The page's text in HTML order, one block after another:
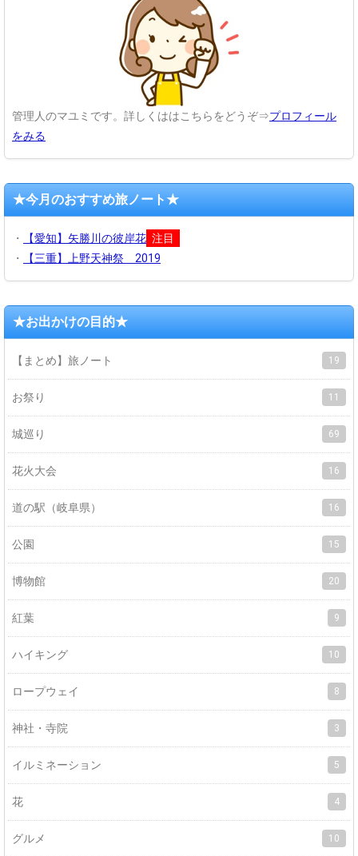
管理人のマユミです。詳しくははこちらをどうぞ⇒プロフィール
をみる
★今月のおすすめ旅ノート★
・ 【愛知】矢勝川の彼岸花 注目
・
【三重】上野天神祭 2019
★お出かけの目的★
【まとめ】旅ノート 19
お祭り 11
城巡り 69
花火大会 16
道の駅（岐阜県） 16
公園 15
博物館 20
紅葉 9
ハイキング 10
ロープウェイ 8
神社・寺院 3
イルミネーション 5
花 4
グルメ 10